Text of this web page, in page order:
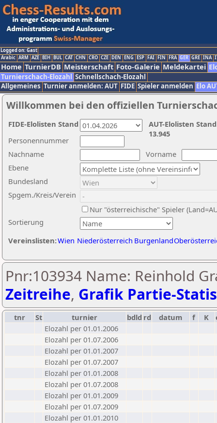
Logged on: Gast
Arabic ARM AZE BIH BUL CAT CHN CRO CZE DEN ENG ESP FAI FIN FRA GER GRE INA
Home TurnierDB Meisterschaft Foto-Galerie Meldekartei
Turnierschach-Elozahl Schnellschach-Elozahl
Allgemeines Turnier anmelden: AUT FIDE Spieler anmelden Elo
Willkommen bei den offiziellen
Nachname
Vorname
Ebene
Sortierung
Personennummer
Bundesland
Spgem./Kreis/Verein
Nur "österreichische" Spieler
Vereinslisten:Wien Niederösterreich Burgenland
AUT-Elolisten
13.945
FIDE-Elolisten Stand
Pnr:103934 Name: Reinhold
Zeitreihe, Grafik Partie-
tnr St turnier bdld rd datum f K
Elozahl per 01.01.2006
Elozahl per 01.07.2006
Elozahl per 01.01.2007
Elozahl per 01.07.2007
Elozahl per 01.01.2008
Elozahl per 01.07.2008
Elozahl per 01.01.2009
Elozahl per 01.07.2009
Elozahl per 01.01.2010